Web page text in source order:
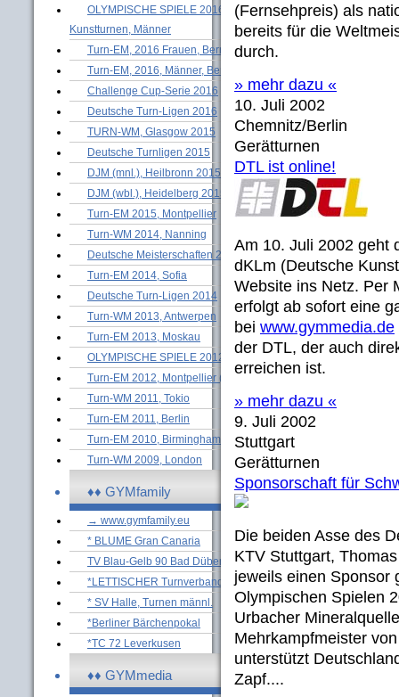
OLYMPISCHE SPIELE 2016 -
Kunstturnen, Männer
Turn-EM, 2016 Frauen, Bern
Turn-EM, 2016, Männer, Bern
Challenge Cup-Serie 2016
Deutsche Turn-Ligen 2016
TURN-WM, Glasgow 2015
Deutsche Turnligen 2015
DJM (mnl.), Heilbronn 2015
DJM (wbl.), Heidelberg 2015
Turn-EM 2015, Montpellier
Turn-WM 2014, Nanning
Deutsche Meisterschaften 2014
Turn-EM 2014, Sofia
Deutsche Turn-Ligen 2014
Turn-WM 2013, Antwerpen
Turn-EM 2013, Moskau
OLYMPISCHE SPIELE 2012
Turn-EM 2012, Montpellier (M)
Turn-WM 2011, Tokio
Turn-EM 2011, Berlin
Turn-EM 2010, Birmingham (M)
Turn-WM 2009, London
♦♦ GYMfamily
→ www.gymfamily.eu
* BLUME Gran Canaria
TV Blau-Gelb 90 Bad Düben
*LETTISCHER Turnverband
* SV Halle, Turnen männl.
*Berliner Bärchenpokal
*TC 72 Leverkusen
♦♦ GYMmedia
(Fernsehpreis) als
bereits für die
durch.
» mehr dazu «
10. Juli 2002
Chemnitz/Berlin
Gerätturnen
DTL ist online!
Am 10. Juli 2002 geht
dKLm (Deutsche
Website ins Netz. Per
erfolgt ab sofort eine
bei www.gymmedia.de
der DTL, der auch
erreichen ist.
» mehr dazu «
9. Juli 2002
Stuttgart
Gerätturnen
Sponsorschaft für
Die beiden Asse des
KTV Stuttgart,
jeweils einen Sponsor
Olympischen Spielen
Urbacher
Mehrkampfmeister
unterstützt
Zapf....